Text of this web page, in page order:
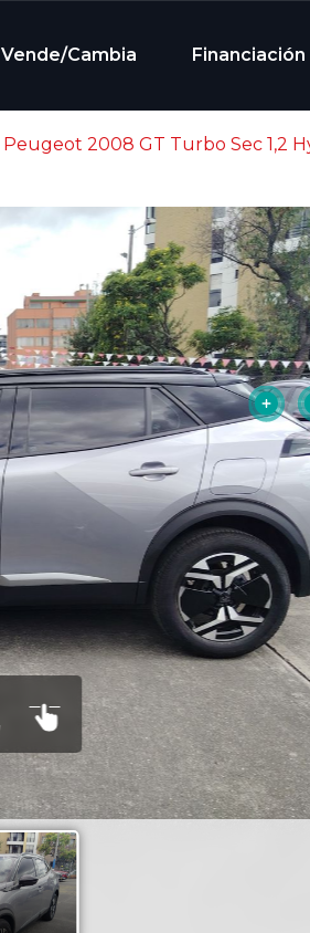
Vende/Cambia Financiación
Peugeot 2008 GT Turbo Sec 1,2